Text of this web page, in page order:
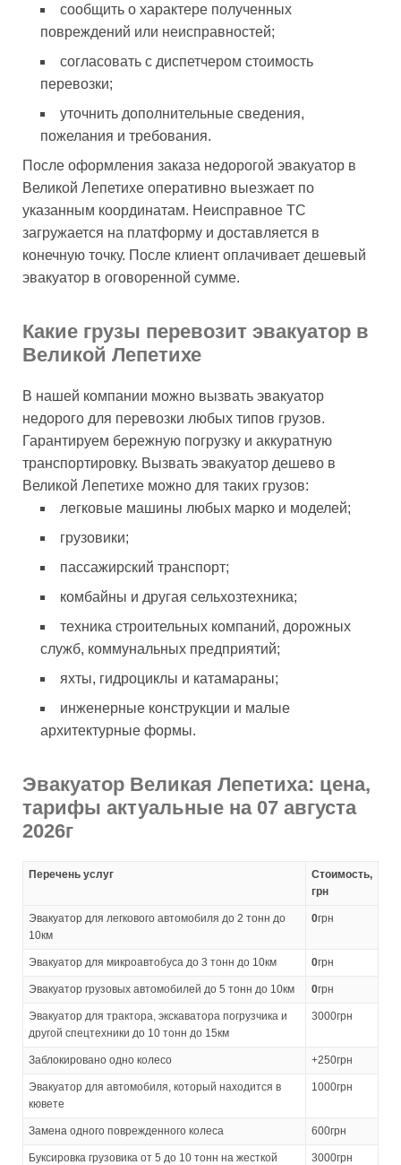
сообщить о характере полученных
повреждений или неисправностей;
согласовать с диспетчером стоимость
перевозки;
уточнить дополнительные сведения,
пожелания и требования.
После оформления заказа недорогой эвакуатор в
Великой Лепетихе оперативно выезжает по
указанным координатам. Неисправное ТС
загружается на платформу и доставляется в
конечную точку. После клиент оплачивает дешевый
эвакуатор в оговоренной сумме.
Какие грузы перевозит эвакуатор в
Великой Лепетихе
В нашей компании можно вызвать эвакуатор
недорого для перевозки любых типов грузов.
Гарантируем бережную погрузку и аккуратную
транспортировку. Вызвать эвакуатор дешево в
Великой Лепетихе можно для таких грузов:
легковые машины любых марко и моделей;
грузовики;
пассажирский транспорт;
комбайны и другая сельхозтехника;
техника строительных компаний, дорожных
служб, коммунальных предприятий;
яхты, гидроциклы и катамараны;
инженерные конструкции и малые
архитектурные формы.
Эвакуатор Великая Лепетиха: цена,
тарифы актуальные на 07 августа
2026г
Перечень услуг
Стоимость,
грн
Эвакуатор для легкового автомобиля до 2 тонн до
10км
0грн
Эвакуатор для микроавтобуса до 3 тонн до 10км 0грн
Эвакуатор грузовых автомобилей до 5 тонн до 10км 0грн
Эвакуатор для трактора, экскаватора погрузчика и
другой спецтехники до 10 тонн до 15км
3000грн
Заблокировано одно колесо +250грн
Эвакуатор для автомобиля, который находится в
кювете
1000грн
Замена одного поврежденного колеса 600грн
Буксировка грузовика от 5 до 10 тонн на жесткой
3000грн